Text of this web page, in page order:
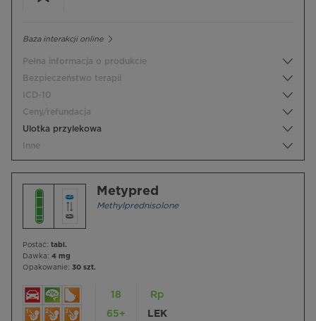
Baza interakcji online
Pełna informacja o produkcie
Bezpieczeństwo terapii
ICD-10
Ceny/refundacja
Ulotka przylekowa
Inne
Metypred
Methylprednisolone
Postać: tabl.
Dawka: 4 mg
Opakowanie: 30 szt.
18
65+
Rp
LEK